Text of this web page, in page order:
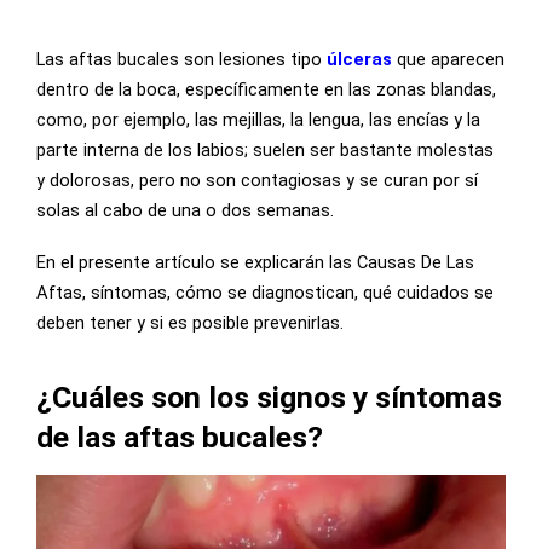
Las aftas bucales son lesiones tipo úlceras que aparecen
dentro de la boca, específicamente en las zonas blandas,
como, por ejemplo, las mejillas, la lengua, las encías y la
parte interna de los labios; suelen ser bastante molestas
y dolorosas, pero no son contagiosas y se curan por sí
solas al cabo de una o dos semanas.
En el presente artículo se explicarán las Causas De Las
Aftas, síntomas, cómo se diagnostican, qué cuidados se
deben tener y si es posible prevenirlas.
¿Cuáles son los signos y síntomas
de las aftas bucales?